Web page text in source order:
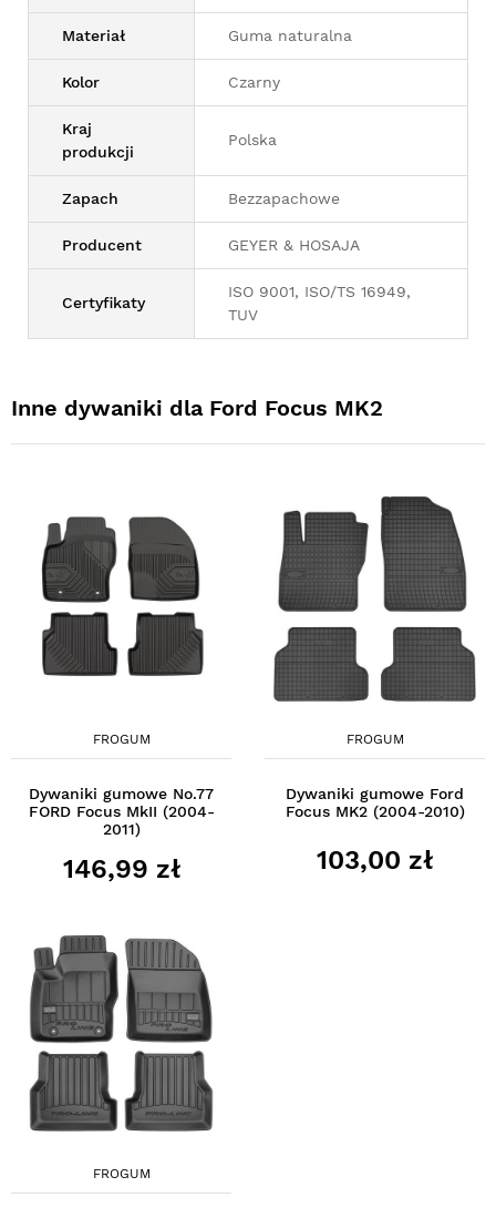
Materiał Guma naturalna
Kolor Czarny
Kraj
produkcji
Polska
Zapach Bezzapachowe
Producent GEYER & HOSAJA
Certyfikaty
ISO 9001, ISO/TS 16949,
TUV
Inne dywaniki dla Ford Focus MK2
FROGUM
Dywaniki gumowe No.77
FORD Focus MkII (2004-
2011)
146,99 zł
FROGUM
Dywaniki gumowe Ford
Focus MK2 (2004-2010)
103,00 zł
FROGUM